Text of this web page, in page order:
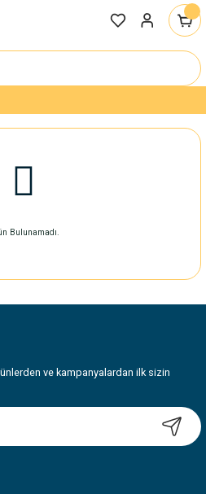
Bulunamadı.
ve kampanyalardan ilk sizin